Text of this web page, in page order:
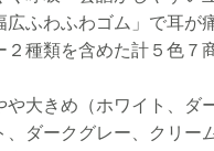
ふわふわゴム」で耳が
２種類を含めた計５色７
や大きめ（ホワイト、
、ダークグレー、クリー